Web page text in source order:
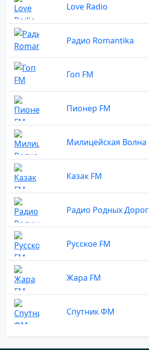
Love Radio
Радио Romantika
Гоп FM
Пионер FM
Милицейская Волна
Казак FM
Радио Родных Дорог
Русское FM
Жара FM
Спутник ФМ